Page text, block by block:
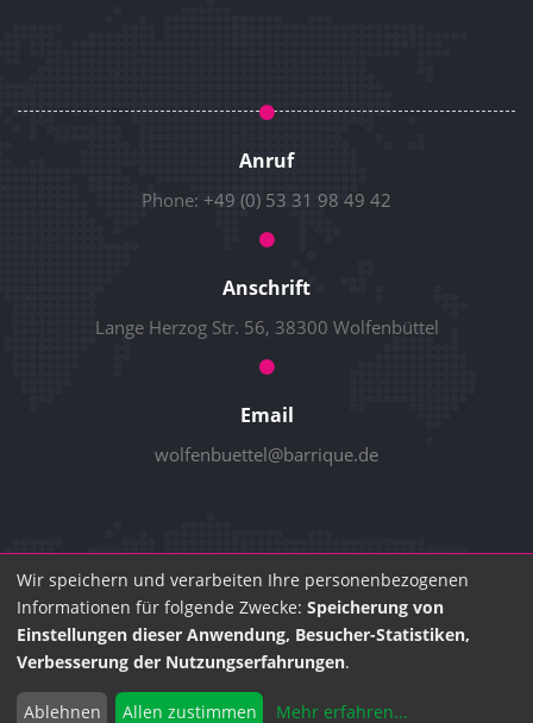
Anruf
Phone: +49 (0) 53 31 98 49 42
Anschrift
Lange Herzog Str. 56, 38300 Wolfenbüttel
Email
wolfenbuettel@barrique.de
© 2026 Barrique GmbH
Impressum
Datenschutz Danke
Wir speichern und verarbeiten Ihre personenbezogenen
Informationen für folgende Zwecke: Speicherung von
Einstellungen dieser Anwendung, Besucher-Statistiken,
Verbesserung der Nutzungserfahrungen.
Ablehnen Allen zustimmen Mehr erfahren...